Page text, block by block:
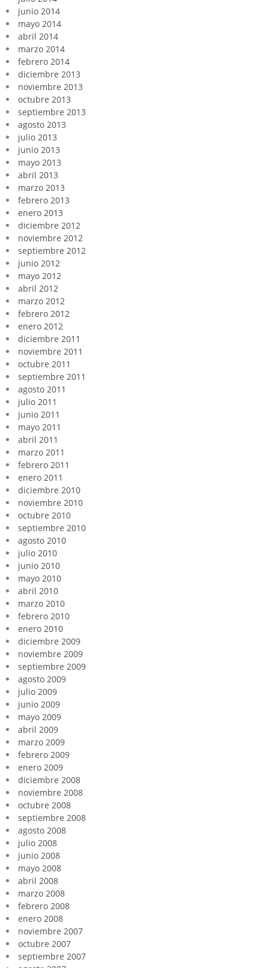
junio 2014
mayo 2014
abril 2014
marzo 2014
febrero 2014
diciembre 2013
noviembre 2013
octubre 2013
septiembre 2013
agosto 2013
julio 2013
junio 2013
mayo 2013
abril 2013
marzo 2013
febrero 2013
enero 2013
diciembre 2012
noviembre 2012
septiembre 2012
junio 2012
mayo 2012
abril 2012
marzo 2012
febrero 2012
enero 2012
diciembre 2011
noviembre 2011
octubre 2011
septiembre 2011
agosto 2011
julio 2011
junio 2011
mayo 2011
abril 2011
marzo 2011
febrero 2011
enero 2011
diciembre 2010
noviembre 2010
octubre 2010
septiembre 2010
agosto 2010
julio 2010
junio 2010
mayo 2010
abril 2010
marzo 2010
febrero 2010
enero 2010
diciembre 2009
noviembre 2009
septiembre 2009
agosto 2009
julio 2009
junio 2009
mayo 2009
abril 2009
marzo 2009
febrero 2009
enero 2009
diciembre 2008
noviembre 2008
octubre 2008
septiembre 2008
agosto 2008
julio 2008
junio 2008
mayo 2008
abril 2008
marzo 2008
febrero 2008
enero 2008
noviembre 2007
octubre 2007
septiembre 2007